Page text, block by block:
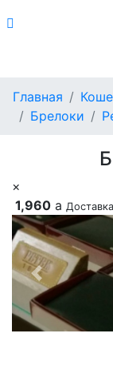
Главная
Брелоки
×
1,960 a
Previous